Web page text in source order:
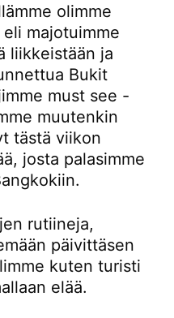
olimme
majotuimme
liikkeistään ja
Bukit
must see -
muutenkin
tästä viikon
josta palasimme
rutiineja,
päivittäsen
kuten turisti
elää.